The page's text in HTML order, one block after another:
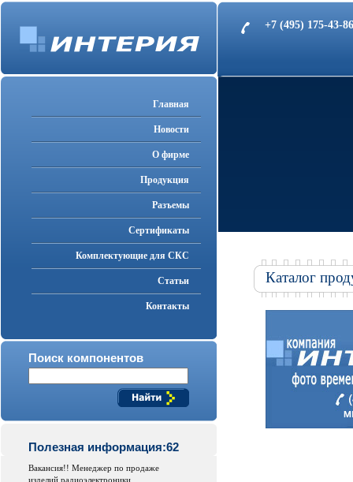
+7 (495) 175-43-
Главная
Новости
О фирме
Продукция
Разъемы
Cертификаты
Комплектующие для СКС
Статьи
Контакты
Поиск компонентов
Полезная информация:62
Вакансия!! Менеджер по продаже
изделий радиоэлектроники
Каталог